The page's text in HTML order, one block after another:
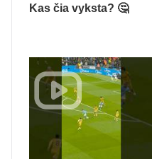
Kas čia vyksta? 🤔